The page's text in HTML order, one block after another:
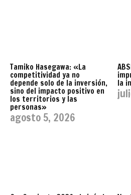
Tamiko Hasegawa: «La
competitividad ya no
depende solo de la inversión,
sino del impacto positivo en
los territorios y las
personas»
agosto 5, 2026
la